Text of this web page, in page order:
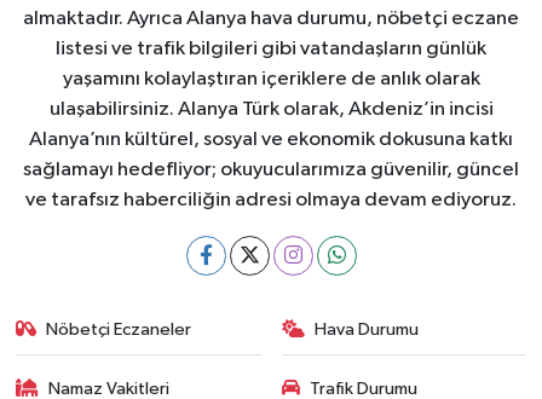
almaktadır. Ayrıca Alanya hava durumu, nöbetçi eczane
listesi ve trafik bilgileri gibi vatandaşların günlük
yaşamını kolaylaştıran içeriklere de anlık olarak
ulaşabilirsiniz. Alanya Türk olarak, Akdeniz’in incisi
Alanya’nın kültürel, sosyal ve ekonomik dokusuna katkı
sağlamayı hedefliyor; okuyucularımıza güvenilir, güncel
ve tarafsız haberciliğin adresi olmaya devam ediyoruz.
Nöbetçi Eczaneler Hava Durumu
Namaz Vakitleri Trafik Durumu